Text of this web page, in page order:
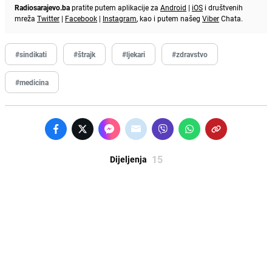
Radiosarajevo.bapratite putem aplikacije za Android | iOS i društvenih
mreža Twitter | Facebook | Instagram, kao i putem našeg ViberChata.
#sindikati #štrajk #ljekari #zdravstvo
#medicina
Dijeljenja 15